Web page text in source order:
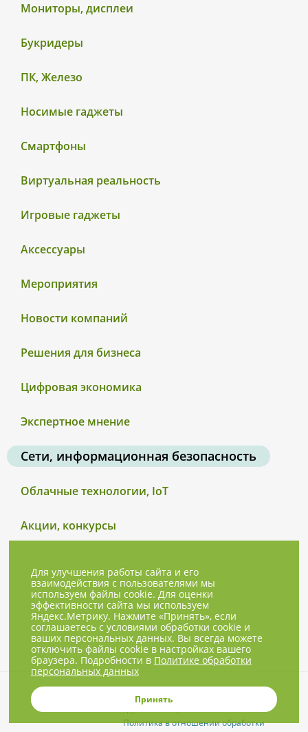
Мониторы, дисплеи
Букридеры
ПК, Железо
Носимые гаджеты
Смартфоны
Виртуальная реальность
Игровые гаджеты
Аксессуары
Мероприятия
Новости компаний
Решения для бизнеса
Цифровая экономика
Экспертное мнение
Сети, информационная безопасность
Облачные технологии, IoT
Акции, конкурсы
© 2001-2026, NBPrice.ru — проект
Политика в отношении обработки
Для улучшения работы сайта и его
взаимодействия с пользователями мы
используем файлы cookie. Для оценки
эффективности сайта мы используем
Яндекс.Метрику. Нажмите «Принять», если
соглашаетесь с условиями обработки cookie и
ваших персональных данных. Вы всегда можете
отключить файлы cookie в настройках вашего
браузера. Подробности в Политике обработки
персональных данных
Принять